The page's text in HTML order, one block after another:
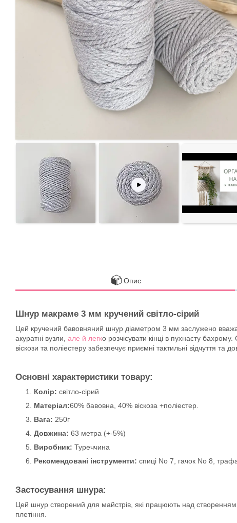
Опис
Шнур макраме 3 мм кручений світло-сірий
Цей кручений бавовняний шнур діаметром 3 мм заслужено
акуратні вузли, але й легко розчісувати кінці в пухнасту
віскози та поліестеру забезпечує приємні тактильні відчуття та
Основні характеристики товару:
Колір: світло-сірий
Матеріал:60% бавовна, 40% віскоза +поліестер.
Вага: 250г
Довжина: 63 метра (+-5%)
Виробник: Туреччина
Рекомендовані інструменти: спиці No 7, гачок No 8,
Застосування шнура:
Цей шнур створений для майстрів, які працюють над створенням
плетіння.